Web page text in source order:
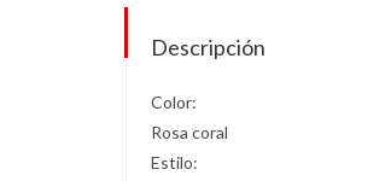
Descripción
Color:
Rosa coral
Estilo: